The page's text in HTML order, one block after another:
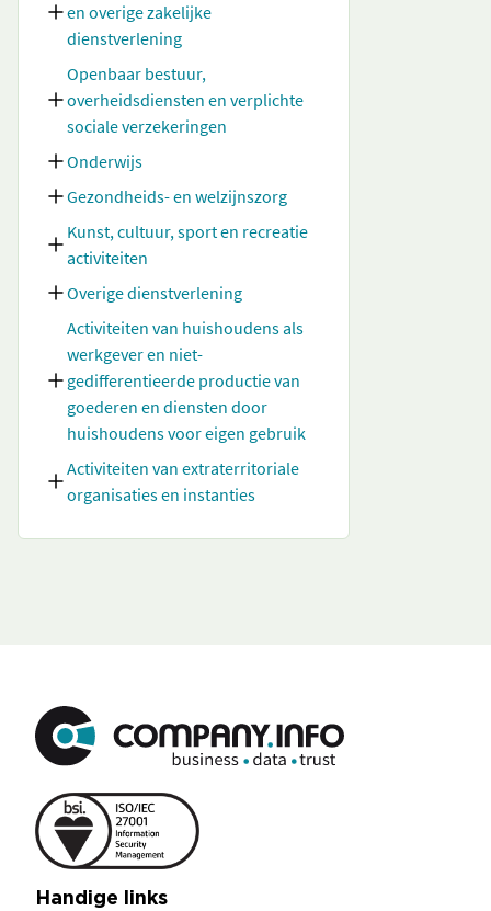
en overige zakelijke
dienstverlening
Openbaar bestuur,
overheidsdiensten en verplichte
sociale verzekeringen
Onderwijs
Gezondheids- en welzijnszorg
Kunst, cultuur, sport en recreatie
activiteiten
Overige dienstverlening
Activiteiten van huishoudens als
werkgever en niet-
gedifferentieerde productie van
goederen en diensten door
huishoudens voor eigen gebruik
Activiteiten van extraterritoriale
organisaties en instanties
Handige links